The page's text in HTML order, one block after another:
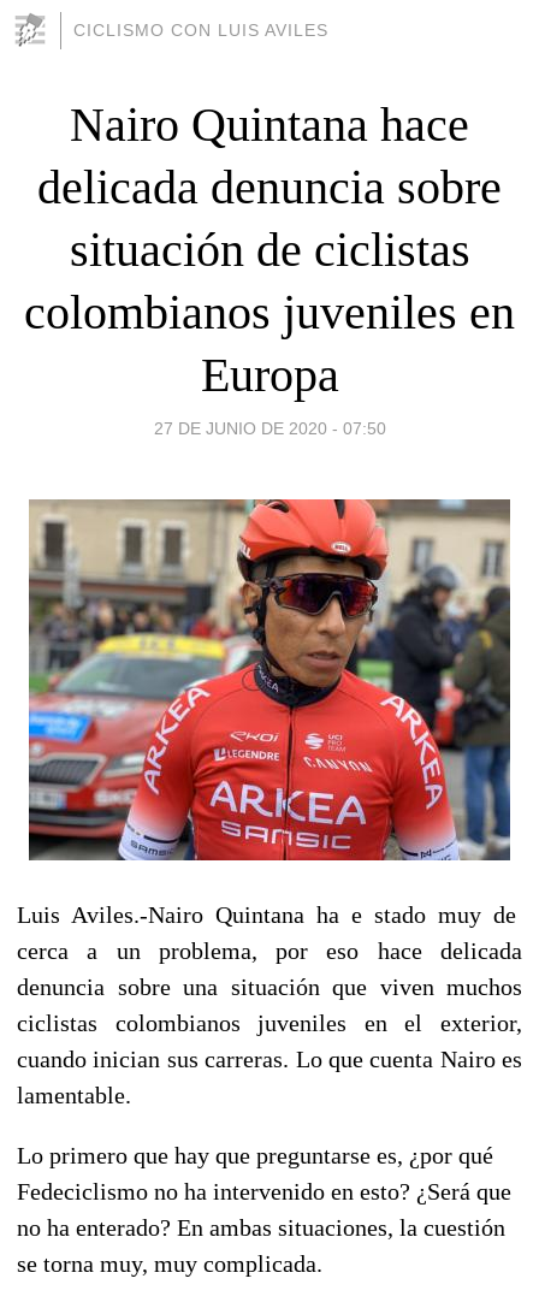
CICLISMO CON LUIS AVILES
Nairo Quintana hace
delicada denuncia sobre
situación de ciclistas
colombianos juveniles en
Europa
27 DE JUNIO DE 2020 - 07:50
Luis Aviles.-Nairo Quintana ha e stado muy de
cerca a un problema, por eso hace delicada
denuncia sobre una situación que viven muchos
ciclistas colombianos juveniles en el exterior,
cuando inician sus carreras. Lo que cuenta Nairo es
lamentable.
Lo primero que hay que preguntarse es, ¿por qué
Fedeciclismo no ha intervenido en esto? ¿Será que
no ha enterado? En ambas situaciones, la cuestión
se torna muy, muy complicada.